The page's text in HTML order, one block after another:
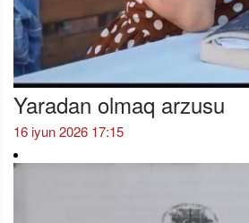
Yaradan olmaq arzusu
16 iyun 2026 17:15